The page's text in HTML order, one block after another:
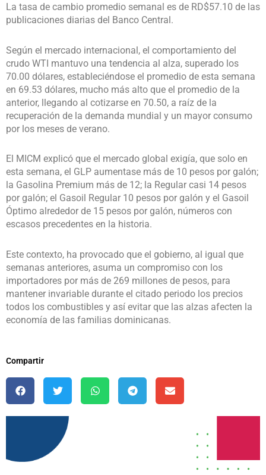
La tasa de cambio promedio semanal es de RD$57.10 de las
publicaciones diarias del Banco Central.
Según el mercado internacional, el comportamiento del
crudo WTI mantuvo una tendencia al alza, superado los
70.00 dólares, estableciéndose el promedio de esta semana
en 69.53 dólares, mucho más alto que el promedio de la
anterior, llegando al cotizarse en 70.50, a raíz de la
recuperación de la demanda mundial y un mayor consumo
por los meses de verano.
El MICM explicó que el mercado global exigía, que solo en
esta semana, el GLP aumentase más de 10 pesos por galón;
la Gasolina Premium más de 12; la Regular casi 14 pesos
por galón; el Gasoil Regular 10 pesos por galón y el Gasoil
Óptimo alrededor de 15 pesos por galón, números con
escasos precedentes en la historia.
Este contexto, ha provocado que el gobierno, al igual que
semanas anteriores, asuma un compromiso con los
importadores por más de 269 millones de pesos, para
mantener invariable durante el citado periodo los precios
todos los combustibles y así evitar que las alzas afecten la
economía de las familias dominicanas.
Compartir